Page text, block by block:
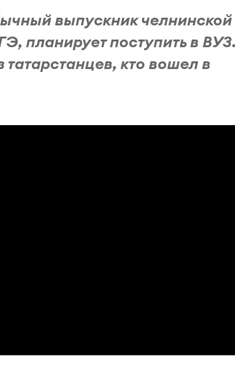
выпускник челнинской
планирует поступить в
кто вошел в